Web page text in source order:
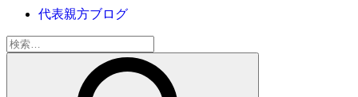
代表親方ブログ
検
索: